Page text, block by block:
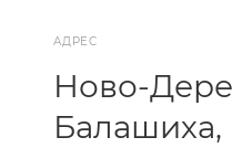
АДРЕС
Ново-
Балашиха,